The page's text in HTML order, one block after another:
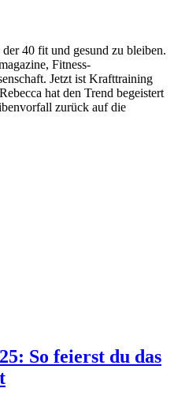
40 fit und gesund zu bleiben.
Fitness-
Jetzt ist Krafttraining
hat den Trend begeistert
zurück auf die
So feierst du das